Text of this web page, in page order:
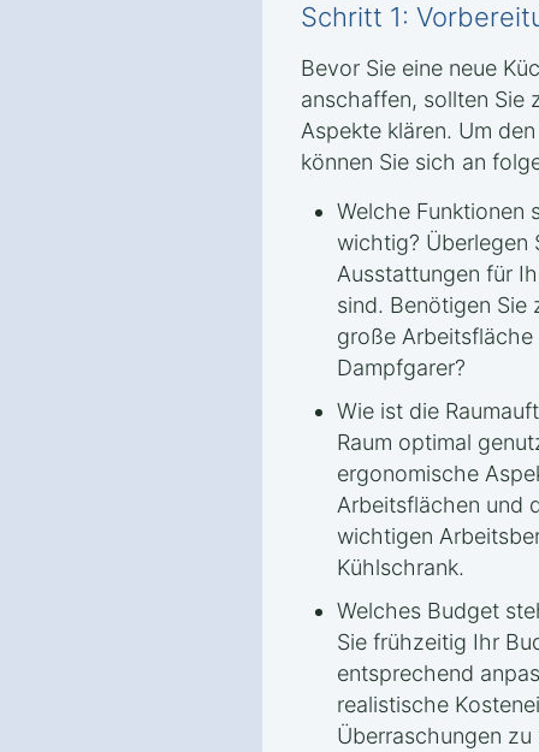
Schritt 1:
Bevor Sie eine neue
anschaffen, sollten Sie
Aspekte klären. Um
können Sie sich an
Welche Funktionen
wichtig? Überlegen
Ausstattungen für
sind. Benötigen Sie
große Arbeitsfläche
Dampfgarer?
Wie ist die
Raum optimal
ergonomische
Arbeitsflächen und
wichtigen
Kühlschrank.
Welches Budget
Sie frühzeitig Ihr
entsprechend
realistische
Überraschungen zu